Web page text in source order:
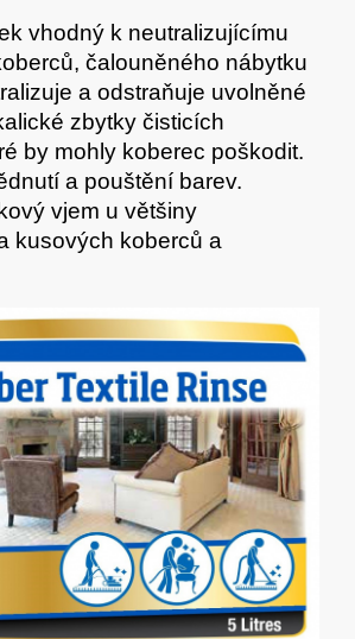
vhodný k neutralizujícímu
čalouněného nábytku
a odstraňuje uvolněné
zbytky čisticích
by mohly koberec poškodit.
a pouštění barev.
vjem u většiny
kusových koberců a